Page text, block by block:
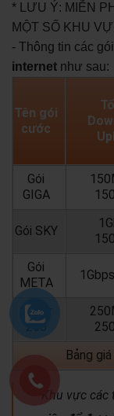
* LƯU Ý: MIỄN
MỘT SỐ KHU
- Thông tin các
internet như sau:
Tên gói
cước
Gói
GIGA
Gói SKY
Gói
META
Super
250
Bảng
Khu vực